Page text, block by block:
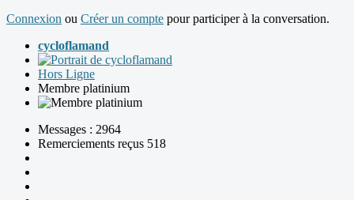
Connexion ou Créer un compte pour participer à la conversation.
cycloflamand
Hors Ligne
Membre platinium
Messages : 2964
Remerciements reçus 518